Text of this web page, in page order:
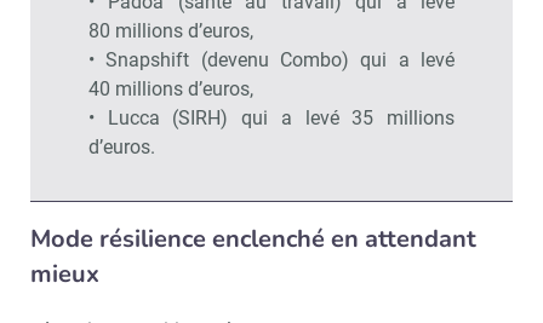
80 millions d’euros,
• Snapshift (devenu Combo) qui a levé
40 millions d’euros,
• Lucca (SIRH) qui a levé 35 millions
d’euros.
Mode résilience enclenché en attendant
mieux